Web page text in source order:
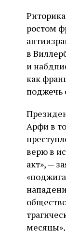
ростом
в
и
как
поджечь
Арфи в
верю в
акт», —
месяцы»,